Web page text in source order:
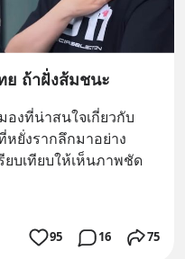
ถ้าฝั่งส้มชนะ
งที่น่าสนใจเกี่ยวกับ
ยั่งรากลึกมาอย่าง
ยบเทียบให้เห็นภาพชัด
95 16 75